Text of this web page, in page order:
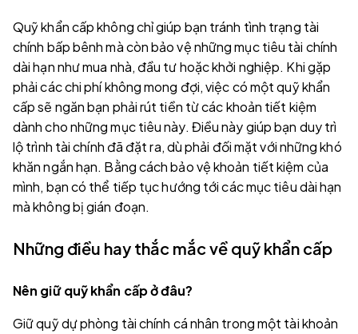
Quỹ khẩn cấp không chỉ giúp bạn tránh tình trạng tài
chính bấp bênh mà còn bảo vệ những mục tiêu tài chính
dài hạn như mua nhà, đầu tư hoặc khởi nghiệp. Khi gặp
phải các chi phí không mong đợi, việc có một quỹ khẩn
cấp sẽ ngăn bạn phải rút tiền từ các khoản tiết kiệm
dành cho những mục tiêu này. Điều này giúp bạn duy trì
lộ trình tài chính đã đặt ra, dù phải đối mặt với những khó
khăn ngắn hạn. Bằng cách bảo vệ khoản tiết kiệm của
mình, bạn có thể tiếp tục hướng tới các mục tiêu dài hạn
mà không bị gián đoạn.
Những điều hay thắc mắc về quỹ khẩn cấp
Nên giữ quỹ khẩn cấp ở đâu?
Giữ quỹ dự phòng tài chính cá nhân trong một tài khoản